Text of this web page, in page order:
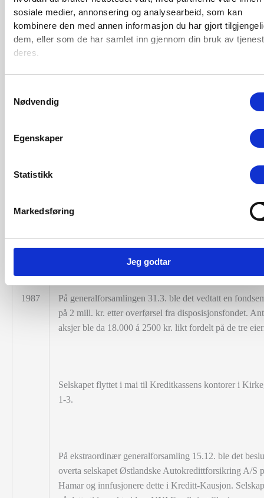
sosiale medier, annonsering og analysearbeid, som kan
kombinere den med annen informasjon du har gjort
dem, eller som de har samlet inn gjennom din bruk av
deres.
Nødvendig
Egenskaper
Statistikk
Markedsføring
Jeg godtar
(Norsk Leasing og Factoring) overtok hver sin
aksjene. Lefac og Brannkassen overførte sine
garantiporteføljer til Norsk Kausjon og Heimdal (som
27.5. Det ble gjort med aksjebytte 4 aksjer à 2.500 kr. i
Aksjekapitalen ble samtidig forhøyet til. 43 mill. kr. til
kurs.
kr. grunnet de nye aksjonærers overførte
Bjerke ble ny styreformann.
1987
På generalforsamlingen 31.3. ble det vedtatt en
på 2 mill. kr. etter overførsel fra disposisjonsfondet.
aksjer ble da 18.000 á 2500 kr. likt fordelt på de tre
Selskapet flyttet i mai til Kreditkassens kontorer i
1-3.
På ekstraordinær generalforsamling 15.12. ble det
overta selskapet Østlandske Autokredittforsikring A/S
Hamar og innfusjonere dette i Kreditt-Kausjon.